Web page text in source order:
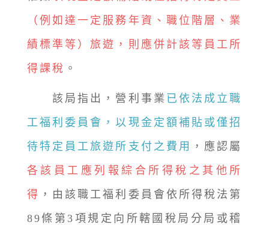
（例如達一定服務年資、職位階層、業
績標準等）旅遊，則應併計該等員工所
得課稅 。
該局指出，營利事業 已依法成立職
工福利委員會，以現金定額補貼或僅招
待特定員工旅遊所支付之費用
，應認屬
各該員工應列報綜合所得稅之其他所
得 ，由該職工福利委員會依所得稅法第
89條第3項規定向所轄國稅局分局或稽